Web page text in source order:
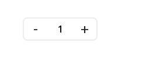
- +